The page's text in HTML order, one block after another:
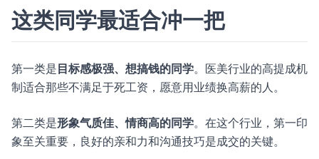
这类同学最适合冲一把
第一类是目标感极强、想搞钱的同学。医美行业的高提成机
制适合那些不满足于死工资，愿意用业绩换高薪的人。
第二类是形象气质佳、情商高的同学。在这个行业，第一印
象至关重要，良好的亲和力和沟通技巧是成交的关键。